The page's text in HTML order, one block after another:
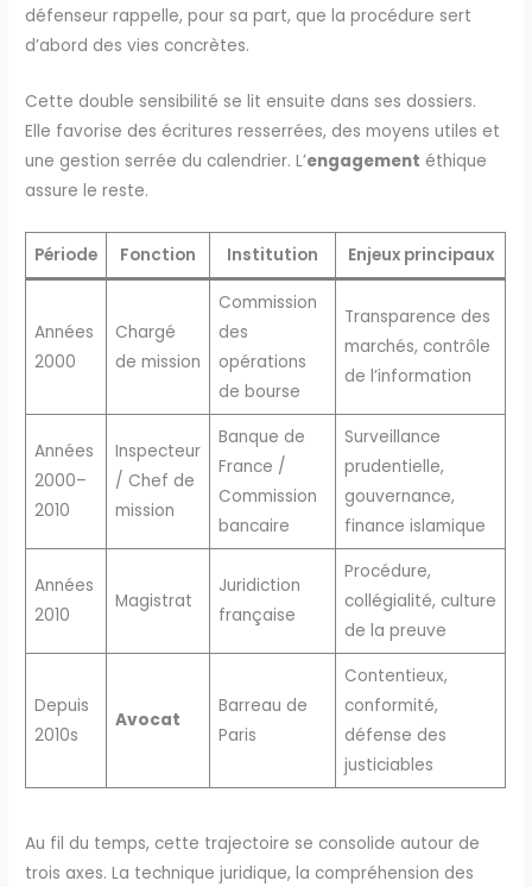
défenseur rappelle, pour sa part, que la procédure sert
d’abord des vies concrètes.
Cette double sensibilité se lit ensuite dans ses dossiers.
Elle favorise des écritures resserrées, des moyens utiles et
une gestion serrée du calendrier. L’engagement éthique
assure le reste.
Période Fonction Institution Enjeux principaux
Années
2000
Chargé
de mission
Commission
des
opérations
de bourse
Transparence des
marchés, contrôle
de l’information
Années
2000–
2010
Inspecteur
/ Chef de
mission
Banque de
France /
Commission
bancaire
Surveillance
prudentielle,
gouvernance,
finance islamique
Années
2010
Magistrat
Juridiction
française
Procédure,
collégialité, culture
de la preuve
Depuis
2010s
Avocat
Barreau de
Paris
Contentieux,
conformité,
défense des
justiciables
Au fil du temps, cette trajectoire se consolide autour de
trois axes. La technique juridique, la compréhension des